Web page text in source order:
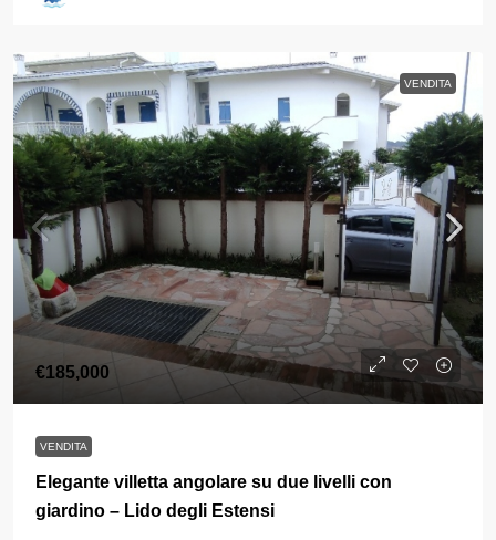
VENDITA
€185,000
VENDITA
Elegante villetta angolare su due livelli con
giardino – Lido degli Estensi